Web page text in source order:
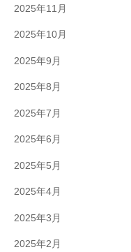
2025年11月
2025年10月
2025年9月
2025年8月
2025年7月
2025年6月
2025年5月
2025年4月
2025年3月
2025年2月